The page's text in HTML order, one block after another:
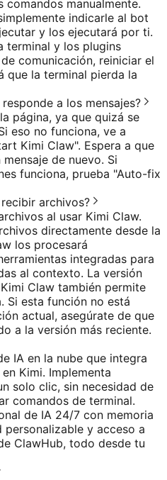
comandos manualmente.
indicarle al bot
y los ejecutará por ti.
terminal y los plugins
comunicación, reiniciar el
que la terminal pierda la
a los mensajes?
página, ya que quizá se
eso no funciona, ve a
Kimi Claw". Espera a que
de nuevo. Si
funciona, prueba "Auto-fix
archivos?
al usar Kimi Claw.
directamente desde la
los procesará
integradas para
al contexto. La versión
Claw también permite
Si esta función no está
actual, asegúrate de que
a la versión más reciente.
IA en la nube que integra
Kimi. Implementa
solo clic, sin necesidad de
comandos de terminal.
de IA 24/7 con memoria
y acceso a
ClawHub, todo desde tu